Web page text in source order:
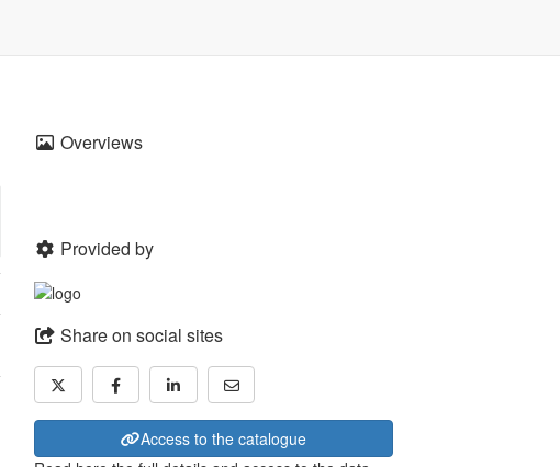
Overviews
Provided by
Share on social sites
Access to the catalogue